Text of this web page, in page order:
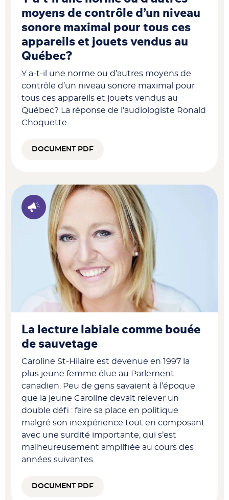
moyens de contrôle d’un niveau
sonore maximal pour tous ces
appareils et jouets vendus au
Québec?
Y a-t-il une norme ou d’autres moyens de
contrôle d’un niveau sonore maximal pour
tous ces appareils et jouets vendus au
Québec? La réponse de l’audiologiste Ronald
Choquette.
DOCUMENT PDF
La lecture labiale comme bouée
de sauvetage
Caroline St-Hilaire est devenue en 1997 la
plus jeune femme élue au Parlement
canadien. Peu de gens savaient à l’époque
que la jeune Caroline devait relever un
double défi : faire sa place en politique
malgré son inexpérience tout en composant
avec une surdité importante, qui s’est
malheureusement amplifiée au cours des
années suivantes.
DOCUMENT PDF